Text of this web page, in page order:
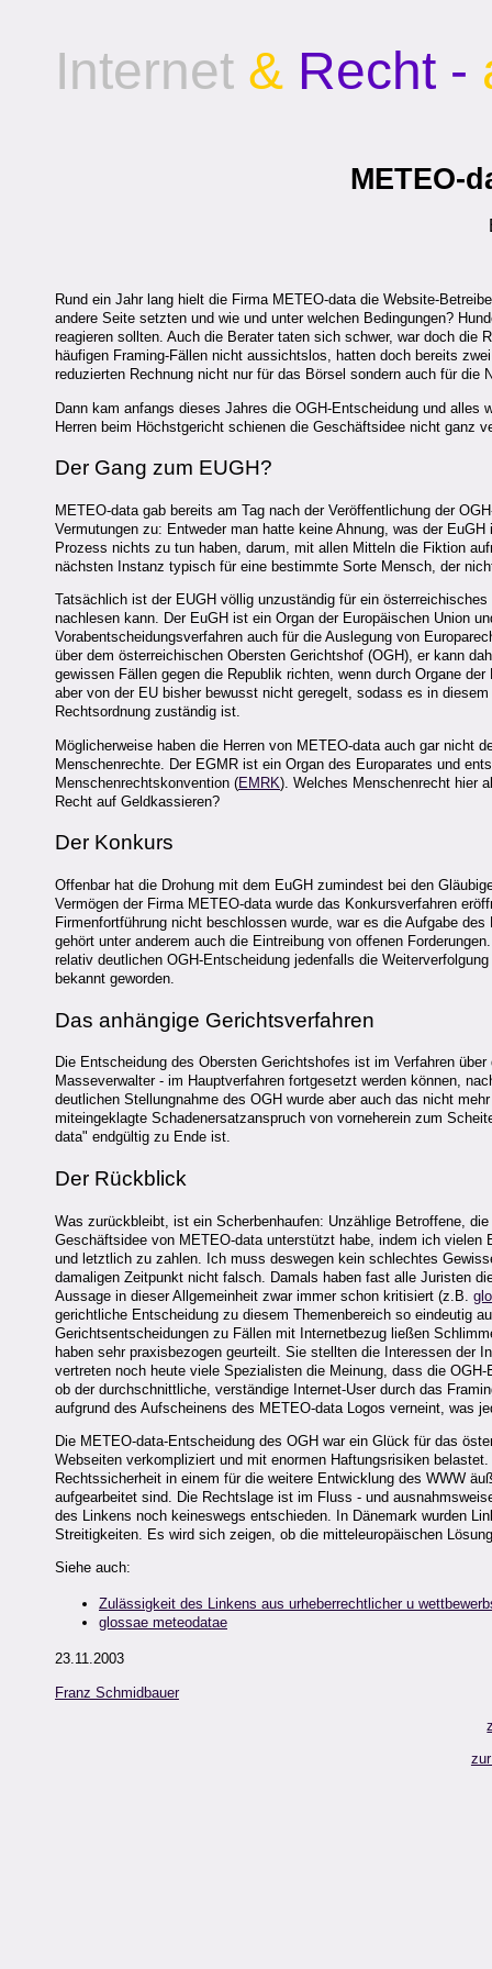
Internet & Recht -
METEO-
Rund ein Jahr lang hielt die Firma METEO-data die Website-
andere Seite setzten und wie und unter welchen Bedingungen?
reagieren sollten. Auch die Berater taten sich schwer, war doch
häufigen Framing-Fällen nicht aussichtslos, hatten doch bereits
reduzierten Rechnung nicht nur für das Börsel sondern auch für die
Dann kam anfangs dieses Jahres die OGH-Entscheidung und
Herren beim Höchstgericht schienen die Geschäftsidee nicht ganz
Der Gang zum EUGH?
METEO-data gab bereits am Tag nach der Veröffentlichung der
Vermutungen zu: Entweder man hatte keine Ahnung, was der
Prozess nichts zu tun haben, darum, mit allen Mitteln die Fiktion
nächsten Instanz typisch für eine bestimmte Sorte Mensch, der
Tatsächlich ist der EUGH völlig unzuständig für ein
nachlesen kann. Der EuGH ist ein Organ der Europäischen Union
Vorabentscheidungsverfahren auch für die Auslegung von
über dem österreichischen Obersten Gerichtshof (OGH), er kann
gewissen Fällen gegen die Republik richten, wenn durch Organe
aber von der EU bisher bewusst nicht geregelt, sodass es in
Rechtsordnung zuständig ist.
Möglicherweise haben die Herren von METEO-data auch gar nicht
Menschenrechte. Der EGMR ist ein Organ des Europarates und
Menschenrechtskonvention (EMRK). Welches Menschenrecht hier
Recht auf Geldkassieren?
Der Konkurs
Offenbar hat die Drohung mit dem EuGH zumindest bei den
Vermögen der Firma METEO-data wurde das Konkursverfahren
Firmenfortführung nicht beschlossen wurde, war es die Aufgabe
gehört unter anderem auch die Eintreibung von offenen
relativ deutlichen OGH-Entscheidung jedenfalls die
bekannt geworden.
Das anhängige Gerichtsverfahren
Die Entscheidung des Obersten Gerichtshofes ist im Verfahren
Masseverwalter - im Hauptverfahren fortgesetzt werden können,
deutlichen Stellungnahme des OGH wurde aber auch das nicht
miteingeklagte Schadenersatzanspruch von vorneherein zum
data" endgültig zu Ende ist.
Der Rückblick
Was zurückbleibt, ist ein Scherbenhaufen: Unzählige Betroffene,
Geschäftsidee von METEO-data unterstützt habe, indem ich vielen
und letztlich zu zahlen. Ich muss deswegen kein schlechtes
damaligen Zeitpunkt nicht falsch. Damals haben fast alle Juristen
Aussage in dieser Allgemeinheit zwar immer schon kritisiert (z.B.
gerichtliche Entscheidung zu diesem Themenbereich so eindeutig
Gerichtsentscheidungen zu Fällen mit Internetbezug ließen
haben sehr praxisbezogen geurteilt. Sie stellten die Interessen der
vertreten noch heute viele Spezialisten die Meinung, dass die
ob der durchschnittliche, verständige Internet-User durch das
aufgrund des Aufscheinens des METEO-data Logos verneint, was
Die METEO-data-Entscheidung des OGH war ein Glück für das
Webseiten verkompliziert und mit enormen Haftungsrisiken
Rechtssicherheit in einem für die weitere Entwicklung des WWW
aufgearbeitet sind. Die Rechtslage ist im Fluss - und
des Linkens noch keineswegs entschieden. In Dänemark wurden
Streitigkeiten. Es wird sich zeigen, ob die mitteleuropäischen
Siehe auch:
Zulässigkeit des Linkens aus urheberrechtlicher u
glossae meteodatae
23.11.2003
Franz Schmidbauer